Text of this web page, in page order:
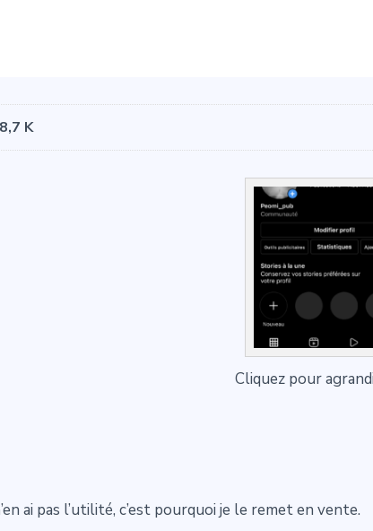
K
Cliquez pour
ai pas l’utilité, c’est pourquoi je le remet en vente.